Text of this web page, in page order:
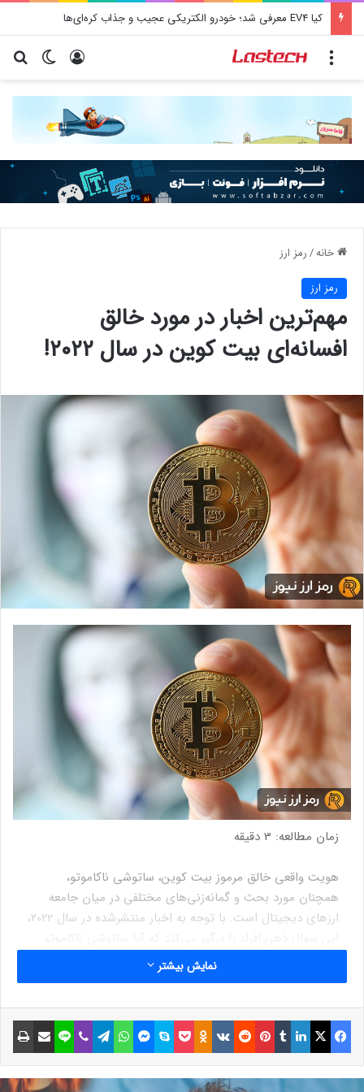
کیا EV4 معرفی شد؛ خودرو الکتریکی عجیب و جذاب کره‌ای‌ها
تغییر ورود
خانه/رمز ارز
رمز ارز
مهم‌ترین اخبار در مورد خالق
افسانه‌ای بیت کوین در سال ۲۰۲۲!
زمان مطالعه: 3 دقیقه
هویت واقعی خالق مرموز بیت کوین، ساتوشی ناکاموتو،
همچنان مورد بحث و گمانه‌زنی‌های مختلفی در میان جامعه
ارزهای دیجیتال است. با توجه به اخبار منتشرشده در سال 2022،
ایالات متحده ملاقات کرد؟
به گزارش سایت یوتودی، در ماه سپتامبر روزنامه‌نگار فاکس
بیزینس، یک کپی از تقویم عمومی مدیر سابق SEC به دست
سرمایه‌دار خطرپذیر، ساتوشی ناکاموتو، خالق بیت‌کوین و والری
نمایش بیشتر
فیسبوک ایکس لینکداین تامبلر پینتریست Reddit
VKontakte
Odnoklassniki پاکت اسکایپ مسنجر واتس آپ تلگرام وایبر لاین اشتراک گذاری با ایمیل